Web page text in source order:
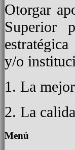
Otorgar
Superior
y/o
1. La
2. La
Menú